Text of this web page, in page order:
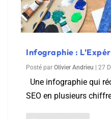
Infographie :
Posté par Olivier Andrieu 27
Une infographie qui
SEO en plusieurs